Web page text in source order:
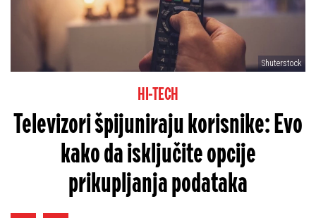
Shuterstock
HI-TECH
Televizori špijuniraju korisnike: Evo
kako da isključite opcije
prikupljanja podataka